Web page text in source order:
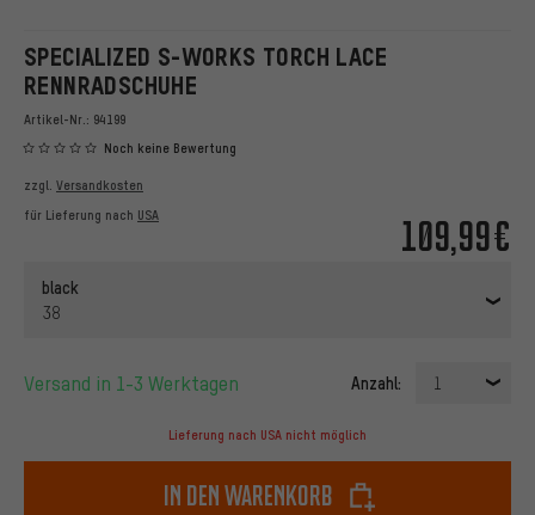
SPECIALIZED S-WORKS TORCH LACE
RENNRADSCHUHE
Artikel-Nr.: 94199
Noch keine Bewertung
109,99€
zzgl. Versandkosten
für Lieferung nach USA
black
38
Versand in 1-3 Werktagen Anzahl: 1
Lieferung nach USA nicht möglich
In den Warenkorb